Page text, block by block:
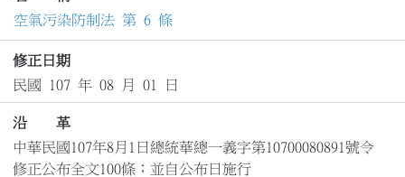
空氣污染防制法 第 6 條
修正日期
民國 107 年 08 月 01 日
沿 革
中華民國107年8月1日總統華總一義字第10700080891號令
修正公布全文100條；並自公布日施行